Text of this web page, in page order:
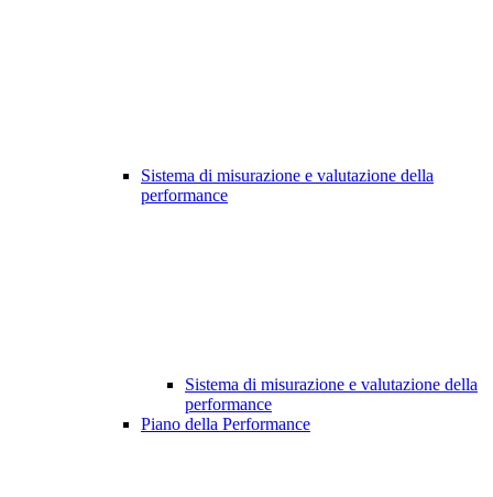
Sistema di misurazione e valutazione della
performance
Sistema di misurazione e valutazione della
performance
Piano della Performance